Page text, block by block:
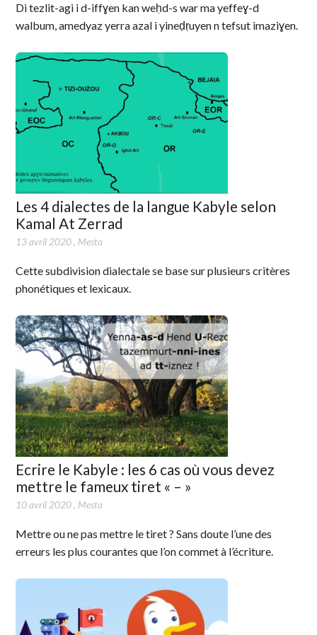
Di tezlit-agi i d-iffɣen kan weḥd-s war ma yeffeɣ-d
walbum, amedyaz yerra azal i yineḍṛuyen n tefsut imaziɣen.
Les 4 dialectes de la langue Kabyle selon
Kamal At Zerrad
13 avril 2020, Mesta
Cette subdivision dialectale se base sur plusieurs critères
phonétiques et lexicaux.
Ecrire le Kabyle : les 6 cas où vous devez
mettre le fameux tiret « – »
10 avril 2020, Mesta
Mettre ou ne pas mettre le tiret ? Sans doute l’une des
erreurs les plus courantes que l’on commet à l’écriture.